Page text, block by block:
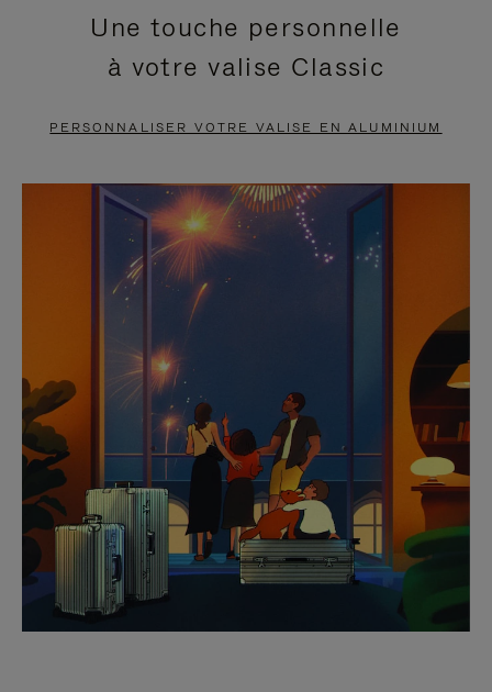
EN
PAUSE,
APPUYEZ
POUR
METTRE
PAUSE
VIDÉO
EST
DÉSACTIVÉ.
CLIQUER
POUR
RÉACTIVER
LE
SON
Une touche personnelle
à votre valise Classic
PERSONNALISER VOTRE VALISE EN ALUMINIUM